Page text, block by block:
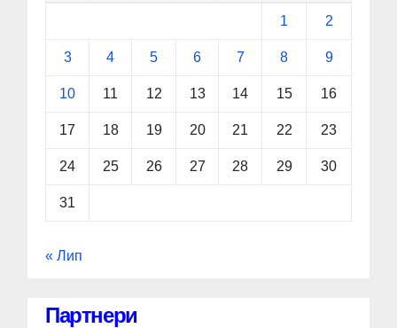
1 2
3 4 5 6 7 8 9
10 11 12 13 14 15 16
17 18 19 20 21 22 23
24 25 26 27 28 29 30
31
« Лип
Партнери